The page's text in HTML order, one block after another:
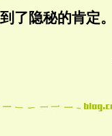
了隐秘的肯定。